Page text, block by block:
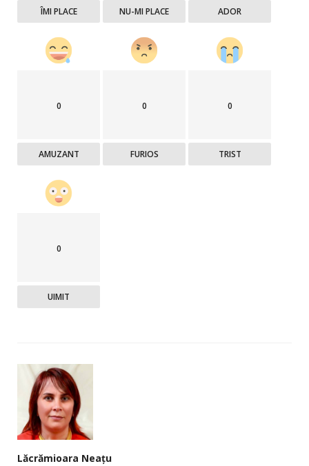
ÎMI PLACE NU-MI PLACE ADOR
0
AMUZANT
0
FURIOS
0
TRIST
0
UIMIT
Lăcrămioara Neațu